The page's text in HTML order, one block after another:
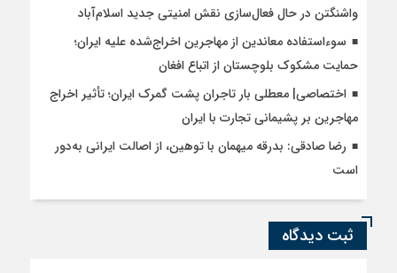
واشنگتن در حال فعال‌سازی نقش امنیتی جدید اسلام‌آباد
سوءاستفاده معاندین از مهاجرین اخراج‌شده علیه ایران؛
حمایت مشکوک بلوچستان از اتباع افغان
اختصاصی| معطلی بار تاجران پشت گمرک ایران؛ تأثیر اخراج
مهاجرین بر پشیمانی تجارت با ایران
رضا صادقی: بدرقه میهمان با توهین، از اصالت ایرانی به‌دور
است
ثبت دیدگاه